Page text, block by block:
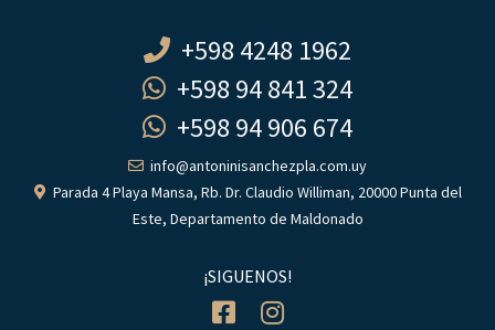
+598 4248 1962
+598 94 841 324
+598 94 906 674
info@antoninisanchezpla.com.uy
Parada 4 Playa Mansa, Rb. Dr. Claudio Williman, 20000 Punta del
Este, Departamento de Maldonado
¡SIGUENOS!